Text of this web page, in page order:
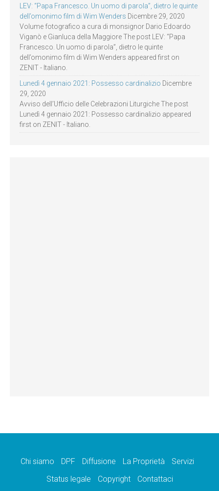
LEV: “Papa Francesco. Un uomo di parola”, dietro le quinte
dell’omonimo film di Wim Wenders Dicembre 29, 2020
Volume fotografico a cura di monsignor Dario Edoardo
Viganò e Gianluca della Maggiore The post LEV: “Papa
Francesco. Un uomo di parola”, dietro le quinte
dell’omonimo film di Wim Wenders appeared first on
ZENIT - Italiano.
Lunedì 4 gennaio 2021: Possesso cardinalizio Dicembre
29, 2020
Avviso dell’Ufficio delle Celebrazioni Liturgiche The post
Lunedì 4 gennaio 2021: Possesso cardinalizio appeared
first on ZENIT - Italiano.
Chi siamo DPF Diffusione La Proprietà
Servizi
Status legale
Copyright Contattaci